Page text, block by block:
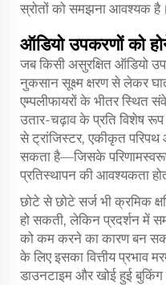
स्रोतों को समझना आवश्यक है।
ऑडियो उपकरणों को
जब किसी असुरक्षित ऑडियो
नुकसान सूक्ष्म क्षरण से लेकर
एम्पलीफायरों के भीतर स्थित
उतार-चढ़ाव के प्रति विशेष
से ट्रांजिस्टर, एकीकृत
सकता है—जिसके
प्रतिस्थापन की आवश्यकता
छोटे से छोटे सर्ज भी क्रमिक
हो सकती, लेकिन प्रदर्शन
को कम करने का कारण बन
के लिए इसका वित्तीय प्रभाव
डाउनटाइम और खोई हुई